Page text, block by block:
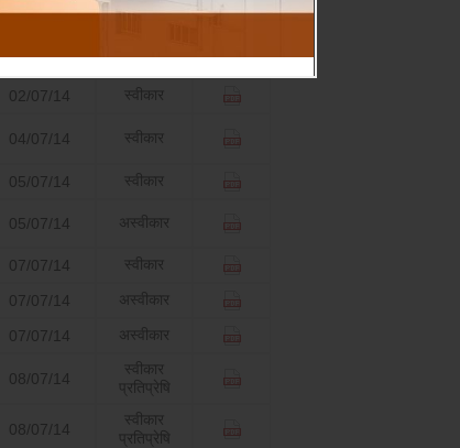
प्रतिप्रेषि
02/07/14 स्वीकार
04/07/14 स्वीकार
05/07/14 स्वीकार
05/07/14 अस्वीकार
07/07/14 स्वीकार
07/07/14 अस्वीकार
07/07/14 अस्वीकार
08/07/14
स्वीकार
प्रतिप्रेषि
08/07/14
स्वीकार
प्रतिप्रेषि